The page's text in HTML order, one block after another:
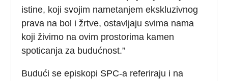
istine, koji svojim nametanjem ekskluzivnog
prava na bol i žrtve, ostavljaju svima nama
koji živimo na ovim prostorima kamen
spoticanja za budućnost.”
Budući se episkopi SPC-a referiraju i na